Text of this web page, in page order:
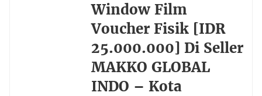
Window Film
Voucher Fisik [IDR
25.000.000] Di Seller
MAKKO GLOBAL
INDO – Kota